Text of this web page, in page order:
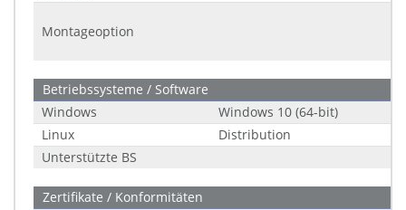
Montageoption
Betriebssysteme / Software
Windows
Windows 10 (64-bit)
Linux
Distribution
Unterstützte BS
Zertifikate / Konformitäten